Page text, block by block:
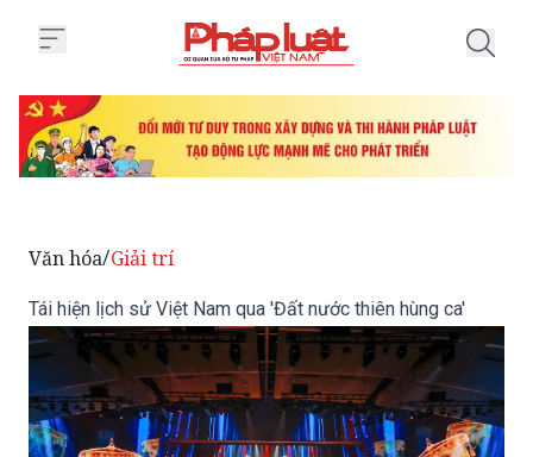
Văn hóa/Giải trí
Tái hiện lịch sử Việt Nam qua 'Đất nước thiên hùng ca'